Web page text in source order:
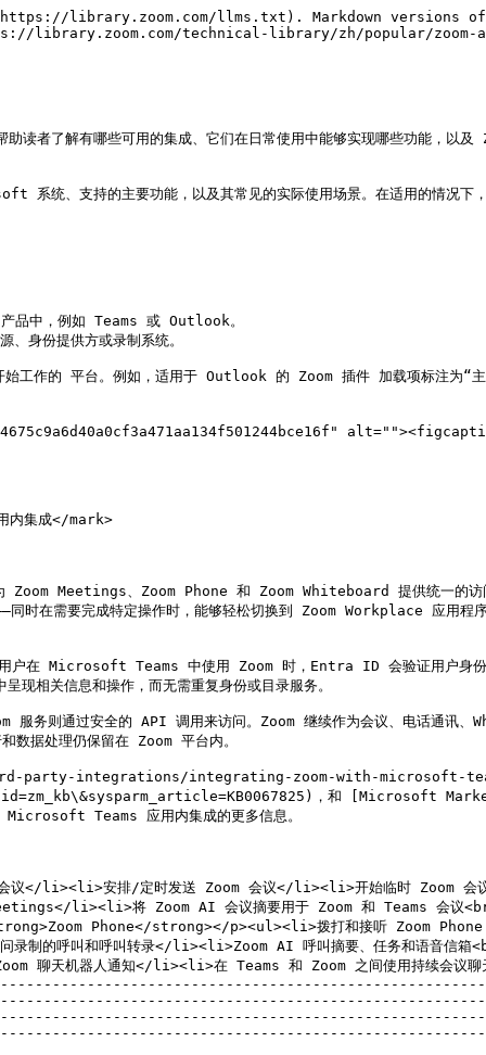
会议并执行会议级别的安全性、策略和报告。这可减少以 Teams 为先的用户所遇到的阻力，而无需更改底层 Zoom 会议体验。

**减少跨日历和聊天的会议碎片化**\
通过在单个日历视图中将 Zoom Meetings 与 Teams 会议一同呈现，用户无论会议托管于何处，都能获得其安排/定时发送的整合视图。这有助于减少遗漏或重复的会议，并使协调在线状态更加容易，尤其适用于同时使用 Zoom 和 Teams 的环境。

**通过 Teams 对话启用上下文内协作**\
用户可以直接从 Teams 聊天和频道中安排/定时发送或共享 Zoom Meetings，从而能够针对正在进行的对话启动会议。这样可使会议协调贴近工作开展的上下文，同时仍将 Zoom 作为会议本身的记录系统。

### <mark style="color:蓝色;">适用于 Microsoft Teams 的 Zoom Phone</mark>

**主要界面：** Microsoft Teams

适用于 Microsoft Teams 的 Zoom Phone 允许组织直接在 Microsoft Teams 应用中使用 Zoom Phone 服务和电话号码。从用户的角度来看，呼叫将在 Teams 中以原生方式处理——用户可拨打和接听呼叫、管理语音信箱，并使用熟悉的呼叫控制功能，而无需离开 Teams 界面或安装额外插件。在后端，Zoom Phone 提供底层电话通讯服务，包括 PSTN 连接、号码管理和企业版呼叫策略，帮助确保整个组织的呼叫行为和治理保持一致。

在架构上，呼叫通过 Zoom 的电话通讯基础设施进行路由，该基础设施负责管理呼叫控制以及与外部和内部呼叫目标的连接。随后，这些呼叫流量会通过 Microsoft Teams 客户端呈现给最终用户，形成 Teams 原生呼叫体验的表象，而 Zoom Phone 则作为记录系统运行。此集成利用 Microsoft 的直接路由模型——通常以“直接路由即服务”(DRaaS) 的形式提供——由 Zoom 代表客户运营会话边界控制器和电话通讯控制层。

有关以下内容的更多信息，请参阅 Zoom 的支持中心： [管理适用于 Microsoft Teams 的 Zoom Phone](https://support.zoom.com/hc/en/article?id=zm_kb\&sysparm_article=KB0057686).

#### 功能

适用于 Microsoft Teams 的 Zoom Phone 包括但不限于以下功能：

| <p><strong>核心呼叫和路由</strong></p><ul><li>拨入和外拨 PSTN 呼叫（国内和国际）</li><li>呼叫转接、同时响铃、呼叫代接和呼叫转移</li><li>通话驻留和取回</li><li>设备切换和公共区域电话支持<br></li></ul><p><strong>企业版电话通讯管理</strong></p><ul><li>自动话务员和呼叫队列（Teams 和 Zoom）</li><li>共享线路状态和委派</li><li>节假日安排/定时发送和基于时间的通话处理</li><li>忙线遇忙行为和呼叫阻止</li></ul> | <p><strong>语音信箱、录制和转写</strong></p><ul><li>具有转写功能的云语音信箱</li><li>自动和临时通话录音</li><li>实时通话转写</li><li>由 AI 生成的摘要和后续步骤</li><li>语音信箱优先级排序</li><li>由 Zoom AI 生成的语音信箱任务<br><br></li></ul><p><strong>发送消息和通话ID控制</strong></p><ul><li>短信和彩信支持（通过 Zoom 的 Teams 集成）</li><li>通话ID呈现（支持有限）</li><li>呼叫垃圾信息缓解和已阻止呼叫者列表</li></ul> |
| ----------------------------------------------------------------------------------------------------------------------------------------------------------------------------------------------------------------------------------------------------------------------------------------- | -------------------------------------------------------------------------------------------------------------------------------------------------------------------------------------------------------------------------------------------------------------------------------------------------------------- |

#### 用例

**在更换电话通讯提供商时保持以 Teams 为先的用户体验**\
已将 Microsoft Teams 标准化用于日常协作的组织，可采用 Zoom Phone 作为其 PSTN 提供商，而无需改变用户工作流。员工继续完全在 Teams 客户端内拨打和接听呼叫，而 Zoom Phone 则在后台处理呼叫路由、PSTN 连接和电话通讯服务。这使 IT 能够实现电话通讯基础设施的现代化或替换，而无需重新培训用户或打乱既有习惯。

**支持商业版连续性和灾难恢复**\
适用于 Microsoft Teams 的 Zoom Phone 可为具有严格正常运行时间要求的组织充当次要或故障转移电话通讯提供商。预先配置后，如果主要电话通讯服务不可用，管理员可快速将用户切换至 Zoom Phone 路由。这使企业能够在发生中断期间维持 Teams 中的呼叫运营，而无需重新配置端点或改变用户行为。

**在不干扰协作的情况下支持合并、收购和组织转型**\
适用于 Microsoft Teams 的 Zoom Phone 允许组织适应合并、收购和资产剥离，而无需强制立即改变既有协作工作流。Teams 可以继续作为整个组织的标准化客户端，而 Zoom Phone 则可选择性引入，以支持具有不同电话通讯要求的新业务部门、被收购团队或转型中的实体。这些用户的呼叫通过 Zoom Phone 的基础设施进行路由，而其他用户则继续使用其现有的电话通讯安排/定时发送。这使组织能够管理复杂的过渡性电话通讯状态，而不会造成协作平台碎片化或中断日常运营。

### <mark style="color:蓝色;">Zoom 呼叫中心与 Microsoft Teams 集成</mark>

**主要界面：** Microsoft Teams\
\
Zoom 呼叫中心 Microsoft Teams 集成旨在当需要升级处理时，将面向客户的呼叫中心坐席与内部 Teams 用户连接起来